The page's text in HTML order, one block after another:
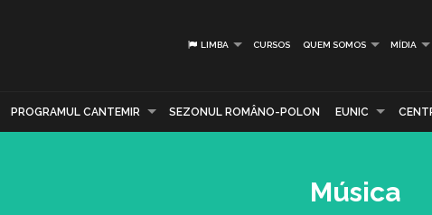
LIMBA CURSOS QUEM SOMOS MÍDIA
PROGRAMUL CANTEMIR SEZONUL ROMÂNO-POLON EUNIC
Música